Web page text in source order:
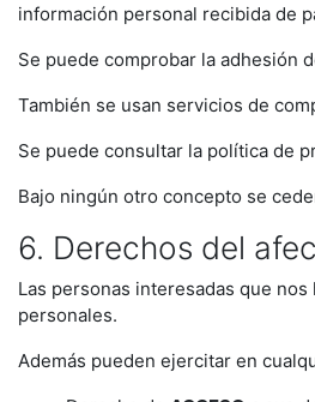
información personal recibida de
Se puede comprobar la adhesión
También se usan servicios de
Se puede consultar la política de
Bajo ningún otro concepto se
6. Derechos del
Las personas interesadas que
personales.
Además pueden ejercitar en